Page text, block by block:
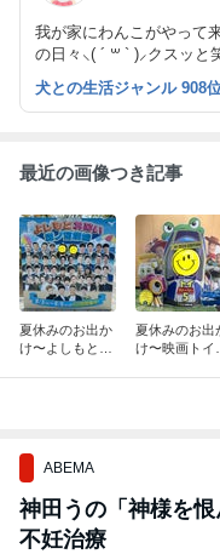
我が家にわんこがやって
の日々⸜( ´ ꒳ ` )⸝クスッと
犬との生活ジャンル 908
最近の画像つき記事
夏休みのお出か
け〜よしもとお
夏休みのお出
け〜映画トイス
ABEMA
神田うの「神様を
不妊治療